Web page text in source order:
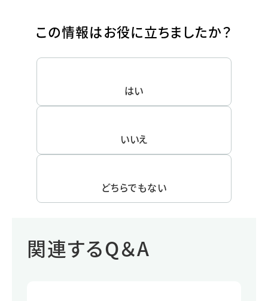
この情報はお役に立ちましたか？
はい
いいえ
どちらでもない
関連するQ＆A